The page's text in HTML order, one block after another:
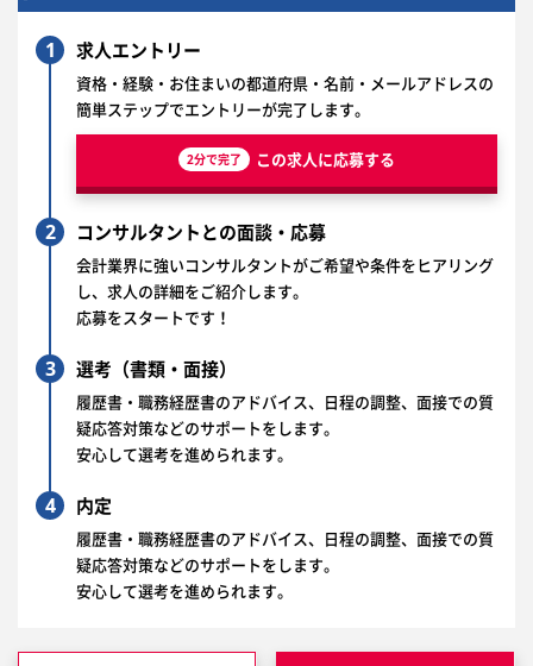
1 求人エントリー
資格・経験・お住まいの都道府県・名前・メールアドレスの
簡単ステップでエントリーが完了します。
2分で完了 この求人に応募する
2 コンサルタントとの面談・応募
会計業界に強いコンサルタントがご希望や条件をヒアリング
し、求人の詳細をご紹介します。
応募をスタートです！
3 選考（書類・面接）
履歴書・職務経歴書のアドバイス、日程の調整、面接での質
疑応答対策などのサポートをします。
安心して選考を進められます。
4 内定
履歴書・職務経歴書のアドバイス、日程の調整、面接での質
疑応答対策などのサポートをします。
安心して選考を進められます。